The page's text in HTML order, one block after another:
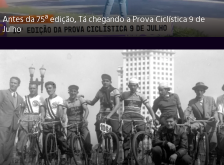
Antes da 75ª edição, Tá chegando a Prova Ciclística 9 de
Julho